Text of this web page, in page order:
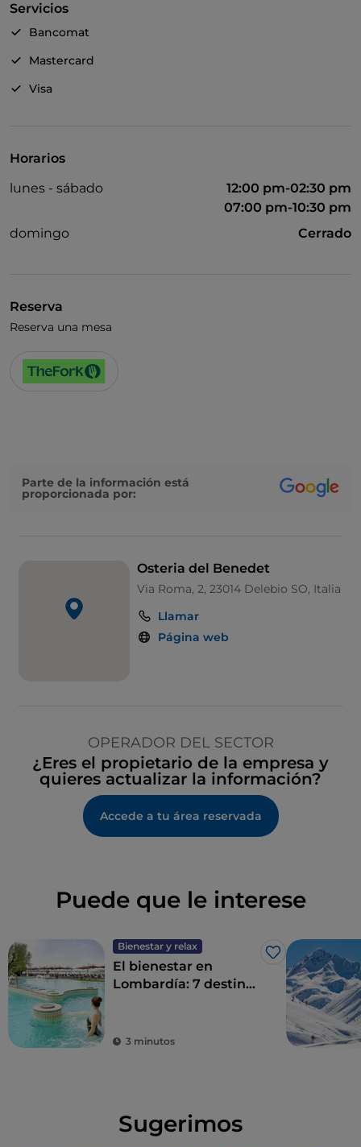
Servicios
Bancomat
Mastercard
Visa
Horarios
lunes - sábado
12:00 pm-02:30 pm
07:00 pm-10:30 pm
domingo
Cerrado
Reserva
Reserva una mesa
Parte de la información está
proporcionada por:
Osteria del Benedet
Via Roma, 2, 23014 Delebio SO, Italia
Llamar
Página web
OPERADOR DEL SECTOR
¿Eres el propietario de la empresa y
quieres actualizar la información?
Accede a tu área reservada
Puede que le interese
Bienestar y relax
Me gusta
El bienestar en
Lombardía: 7 destinos
3 minutos
Sugerimos